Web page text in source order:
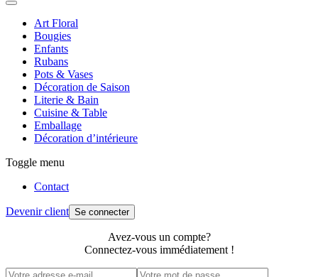
Art Floral
Bougies
Enfants
Rubans
Pots & Vases
Décoration de Saison
Literie & Bain
Cuisine & Table
Emballage
Décoration d’intérieure
Toggle menu
Contact
Devenir client Se connecter
Avez-vous un compte?
Connectez-vous immédiatement !